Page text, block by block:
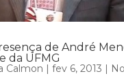
de André
da UFMG
Calmon | fev 6, 2013 |